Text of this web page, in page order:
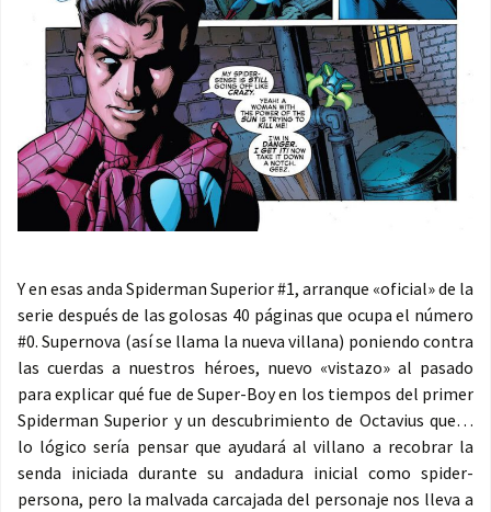
Y en esas anda Spiderman Superior #1, arranque «oficial» de la
serie después de las golosas 40 páginas que ocupa el número
#0. Supernova (así se llama la nueva villana) poniendo contra
las cuerdas a nuestros héroes, nuevo «vistazo» al pasado
para explicar qué fue de Super-Boy en los tiempos del primer
Spiderman Superior y un descubrimiento de Octavius que…
lo lógico sería pensar que ayudará al villano a recobrar la
senda iniciada durante su andadura inicial como spider-
persona, pero la malvada carcajada del personaje nos lleva a